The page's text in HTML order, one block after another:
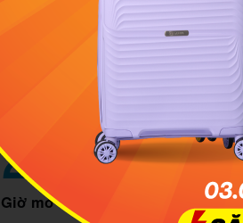
Những hàng dừa xanh bên con
2 Khu du lịch sinh
Địa chỉ:10 đường D1, P.
Giờ mở cửa:
Thứ Bảy và Chủ